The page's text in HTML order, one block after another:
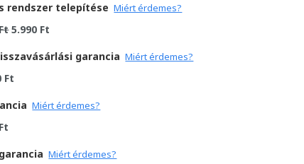
rendszer telepítése Miért érdemes?
5.990 Ft
garancia Miért érdemes?
Ft
Miért érdemes?
Miért érdemes?